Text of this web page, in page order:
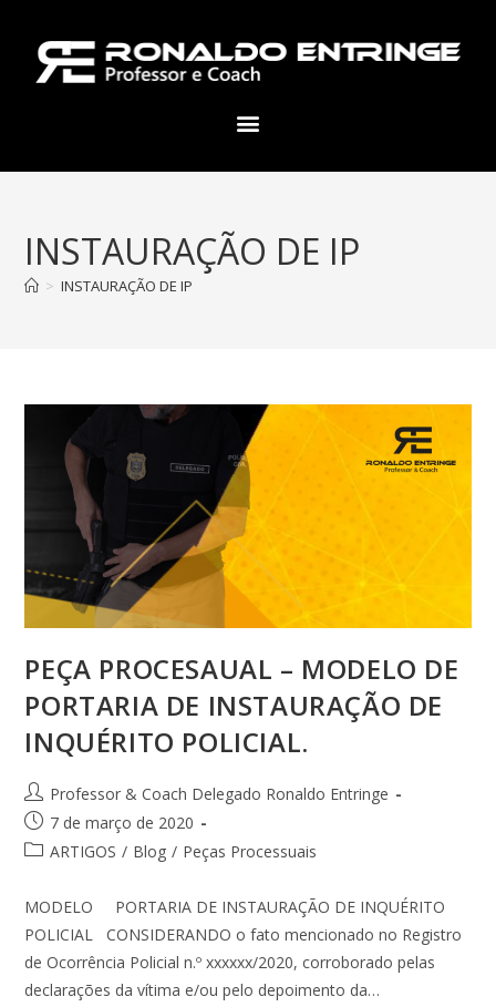
INSTAURAÇÃO DE IP
> INSTAURAÇÃO DE IP
PEÇA PROCESAUAL – MODELO DE
PORTARIA DE INSTAURAÇÃO DE
INQUÉRITO POLICIAL.
Professor & Coach Delegado Ronaldo Entringe
7 de março de 2020
ARTIGOS / Blog / Peças Processuais
MODELO PORTARIA DE INSTAURAÇÃO DE INQUÉRITO
POLICIAL CONSIDERANDO o fato mencionado no Registro
de Ocorrência Policial n.º xxxxxx/2020, corroborado pelas
declarações da vítima e/ou pelo depoimento da…